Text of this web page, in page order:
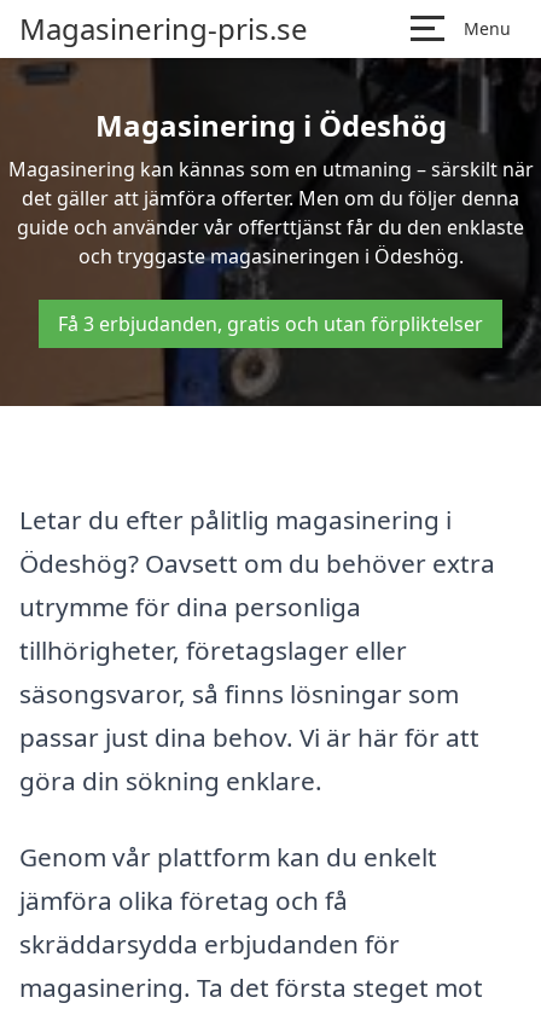
Magasinering-pris.se Menu
Magasinering i Ödeshög
Magasinering kan kännas som en utmaning – särskilt när
det gäller att jämföra offerter. Men om du följer denna
guide och använder vår offerttjänst får du den enklaste
och tryggaste magasineringen i Ödeshög.
Få 3 erbjudanden, gratis och utan förpliktelser
Letar du efter pålitlig magasinering i
Ödeshög? Oavsett om du behöver extra
utrymme för dina personliga
tillhörigheter, företagslager eller
säsongsvaror, så finns lösningar som
passar just dina behov. Vi är här för att
göra din sökning enklare.
Genom vår plattform kan du enkelt
jämföra olika företag och få
skräddarsydda erbjudanden för
magasinering. Ta det första steget mot